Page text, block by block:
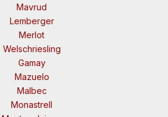
Mavrud
Lemberger
Merlot
Welschriesling
Gamay
Mazuelo
Malbec
Monastrell